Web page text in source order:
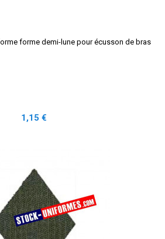
forme demi-lune pour écusson de bras
Prix
1,15 €